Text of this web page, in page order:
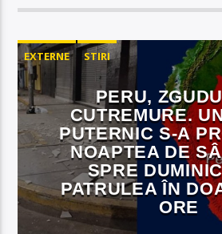
EXTERNE STIRI
PERU,
CUTREMURE.
PUTERNIC S-A
NOAPTEA DE
SPRE
PATRULEA ÎN
ORE